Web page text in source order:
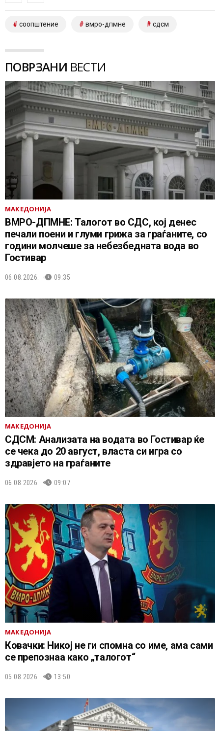
соопштение вмро-дпмне сдсм
ПОВРЗАНИ ВЕСТИ
МАКЕДОНИЈА
ВМРО-ДПМНЕ: Талогот во СДС, кој денес
печали поени и глуми грижа за граѓаните, со
години молчеше за небезбедната вода во
Гостивар
06.08.2026. 09:35
МАКЕДОНИЈА
СДСМ: Анализата на водата во Гостивар ќе
се чека до 20 август, власта си игра со
здравјето на граѓаните
06.08.2026. 09:07
МАКЕДОНИЈА
Ковачки: Никој не ги спомна со име, ама сами
се препознаа како „талогот“
05.08.2026. 13:50